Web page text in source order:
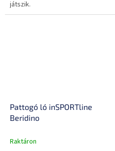
játszik.
Pattogó ló inSPORTline
Beridino
Raktáron